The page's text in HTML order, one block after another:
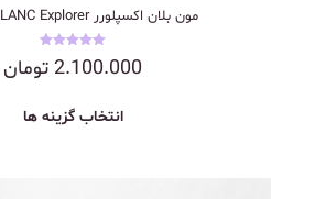
مون بلان اکسپلورر MONT BLANC Explorer
نمره
5.00
2.100.000 تومان
انتخاب گزینه ها